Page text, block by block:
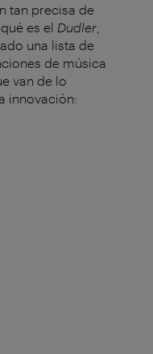
tan precisa de
es el Dudler
una lista de
de música
van de lo
innovación: